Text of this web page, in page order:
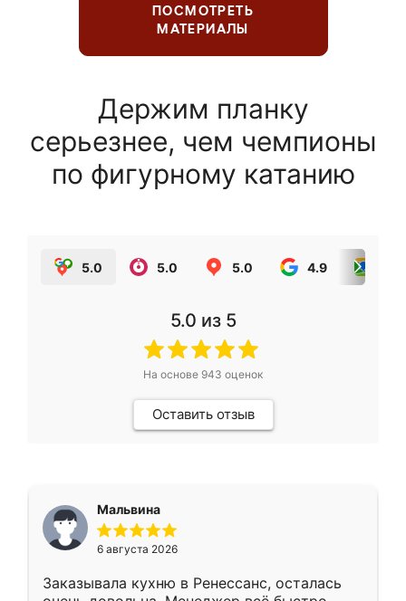
ПОСМОТРЕТЬ
МАТЕРИАЛЫ
Держим планку
серьезнее, чем чемпионы
по фигурному катанию
5.0 5.0 5.0 4.9
5.0 из 5
На основе 943 оценок
Оставить отзыв
Мальвина
6 августа 2026
Заказывала кухню в Ренессанс, осталась